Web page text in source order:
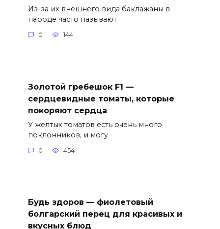
Из-за их внешнего вида баклажаны в
народе часто называют
0 144
Золотой гребешок F1 —
сердцевидные томаты, которые
покоряют сердца
У желтых томатов есть очень много
поклонников, и могу
0 454
Будь здоров — фиолетовый
болгарский перец для красивых и
вкусных блюд